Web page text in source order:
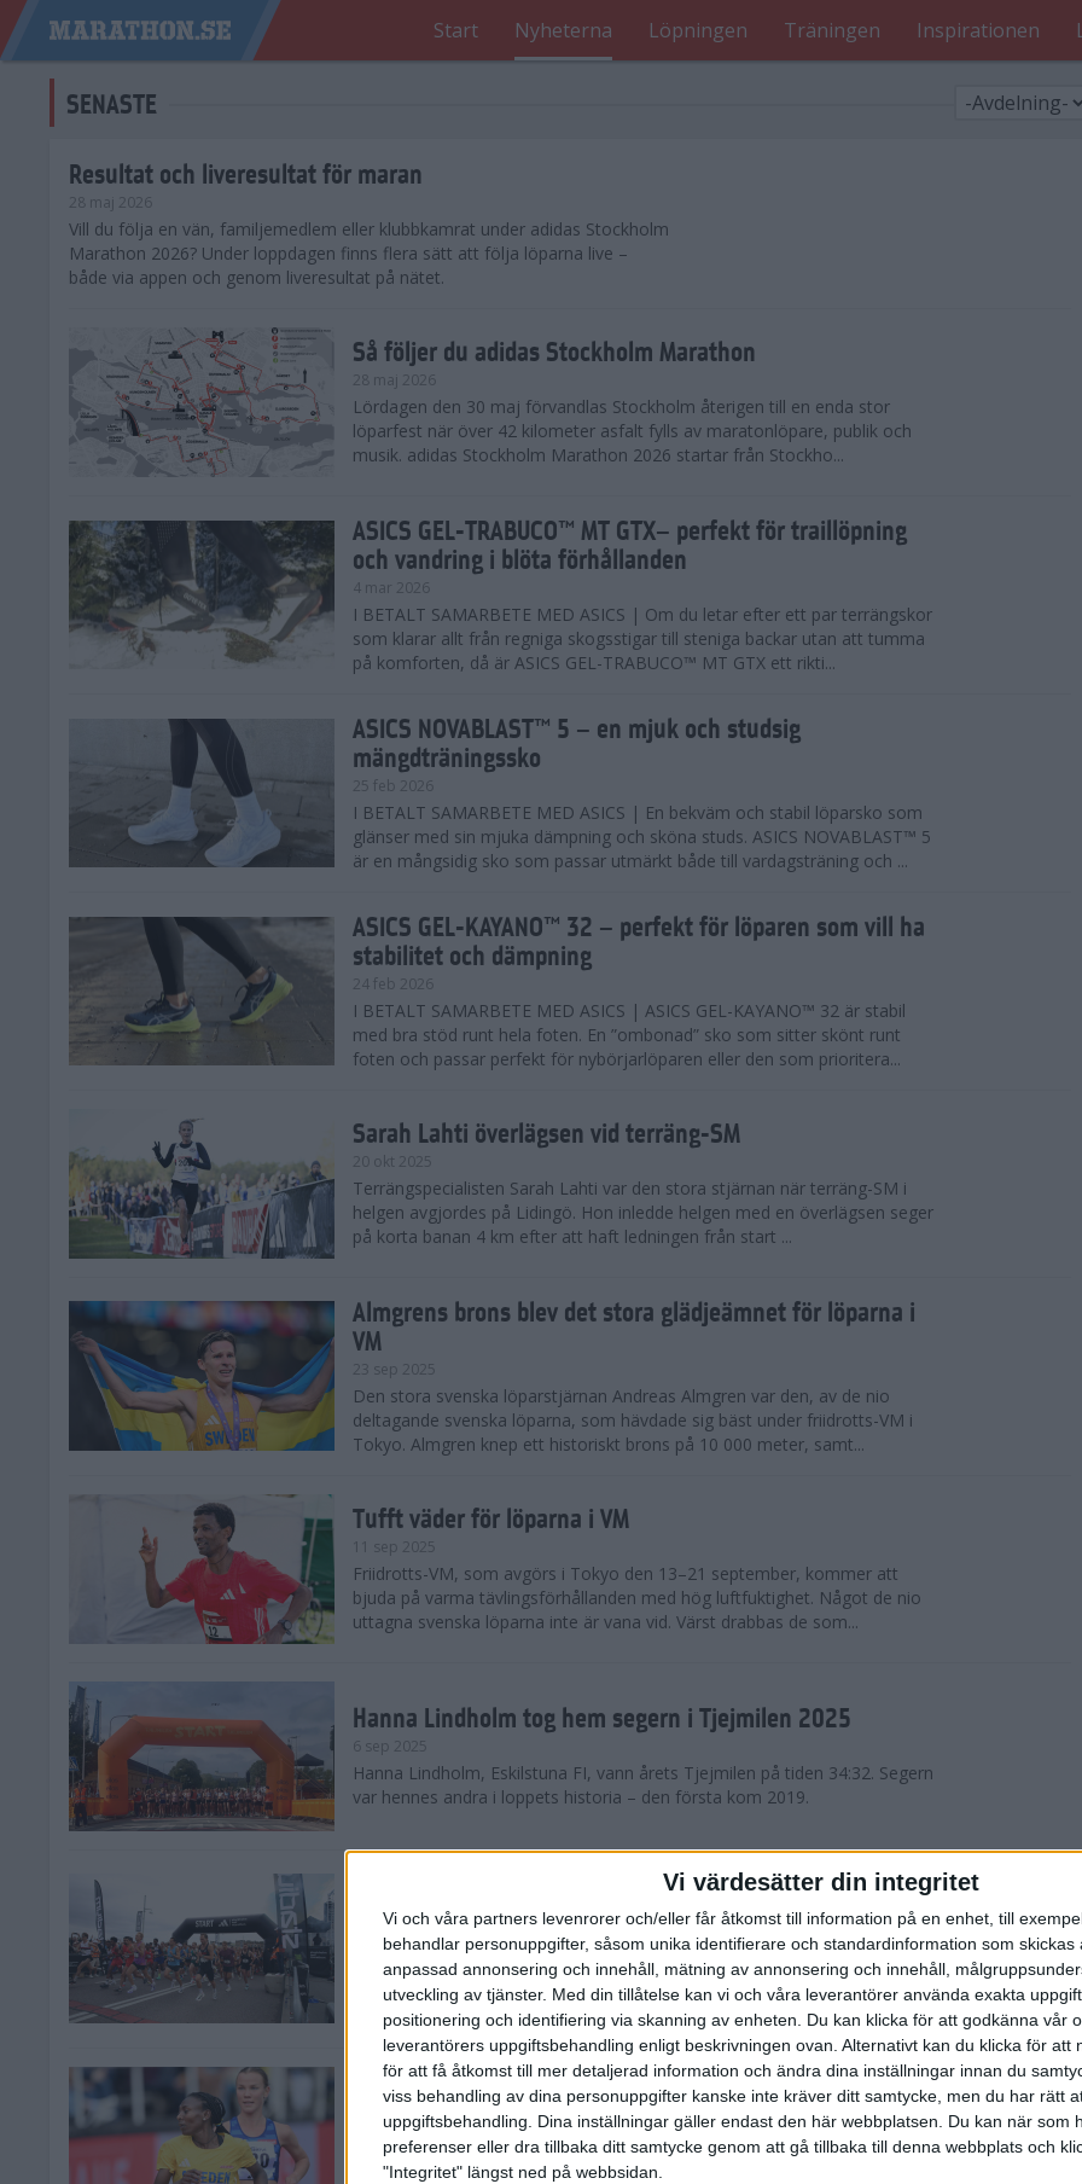
Vi värdesätter din integritet
Vi och våra partners levenrorer och/eller får åtkomst till information på en enhet, till
behandlar personuppgifter, såsom unika identifierare och standardinformation som skickas
anpassad annonsering och innehåll, mätning av annonsering och innehåll,
utveckling av tjänster. Med din tillåtelse kan vi och våra leverantörer använda exakta
positionering och identifiering via skanning av enheten. Du kan klicka för att godkänna vår
leverantörers uppgiftsbehandling enligt beskrivningen ovan. Alternativt kan du klicka för att
för att få åtkomst till mer detaljerad information och ändra dina inställningar innan du
viss behandling av dina personuppgifter kanske inte kräver ditt samtycke, men du har rätt
uppgiftsbehandling. Dina inställningar gäller endast den här webbplatsen. Du kan när som
preferenser eller dra tillbaka ditt samtycke genom att gå tillbaka till denna webbplats och
"Integritet" längst ned på webbsidan.
Start Nyheterna Löpningen Träningen Inspirationen
SENASTE
Resultat och liveresultat för maran
28 maj 2026
​Vill du följa en vän, familjemedlem eller klubbkamrat under adidas Stockholm
Marathon 2026? Under loppdagen finns flera sätt att följa löparna live –
både via appen och genom liveresultat på nätet.
Så följer du adidas Stockholm Marathon
28 maj 2026
Lördagen den 30 maj förvandlas Stockholm återigen till en enda stor
löparfest när över 42 kilometer asfalt fylls av maratonlöpare, publik och
musik. adidas Stockholm Marathon 2026 startar från Stockho...
ASICS GEL-TRABUCO™ MT GTX– perfekt för traillöpning
och vandring i blöta förhållanden
4 mar 2026
I BETALT SAMARBETE MED ASICS | Om du letar efter ett par terrängskor
som klarar allt från regniga skogsstigar till steniga backar utan att tumma
på komforten, då är ASICS GEL-TRABUCO™ MT GTX ett rikti...
ASICS NOVABLAST™ 5 – en mjuk och studsig
mängdträningssko
25 feb 2026
I BETALT SAMARBETE MED ASICS | En bekväm och stabil löparsko som
glänser med sin mjuka dämpning och sköna studs. ASICS NOVABLAST™ 5
är en mångsidig sko som passar utmärkt både till vardagsträning och ...
ASICS GEL-KAYANO™ 32 – perfekt för löparen som vill ha
stabilitet och dämpning
24 feb 2026
I BETALT SAMARBETE MED ASICS | ASICS GEL-KAYANO™ 32 är stabil
med bra stöd runt hela foten. En ”ombonad” sko som sitter skönt runt
foten och passar perfekt för nybörjarlöparen eller den som prioritera...
Sarah Lahti överlägsen vid terräng-SM
20 okt 2025
Terrängspecialisten Sarah Lahti var den stora stjärnan när terräng-SM i
helgen avgjordes på Lidingö. Hon inledde helgen med en överlägsen seger
på korta banan 4 km efter att haft ledningen från start ...
Almgrens brons blev det stora glädjeämnet för löparna i
VM
23 sep 2025
Den stora svenska löparstjärnan Andreas Almgren var den, av de nio
deltagande svenska löparna, som hävdade sig bäst under friidrotts-VM i
Tokyo. Almgren knep ett historiskt brons på 10 000 meter, samt...
Tufft väder för löparna i VM
11 sep 2025
Friidrotts-VM, som avgörs i Tokyo den 13–21 september, kommer att
bjuda på varma tävlingsförhållanden med hög luftfuktighet. Något de nio
uttagna svenska löparna inte är vana vid. Värst drabbas de som...
Hanna Lindholm tog hem segern i Tjejmilen 2025
6 sep 2025
Hanna Lindholm, Eskilstuna FI, vann årets Tjejmilen på tiden 34:32. Segern
var hennes andra i loppets historia – den första kom 2019.
Snabbaste segertiden på 12 år i rekordstort adidas
Stockholm Halvmaraton
30 aug 2025
Ett slutsålt och rekordstort adidas Stockholm Halvmaraton avgjordes i
nästintill perfekt löparväder. 18 grader, mulet och väldigt lite vind. Totalt
var 19,866 löpare anmälda, varav 15,807 kom till sta...
Löparna viktiga när Sverige vann Finnkampen
26 aug 2025
Den hundrade upplagan av Finnkampen, världens äldsta och största
landskamp i friidrott, avgjordes inför fullsatta läktare på Stockholms